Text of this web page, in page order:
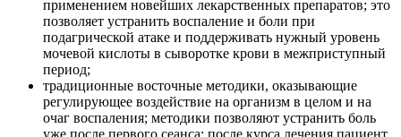
применением новейших лекарственных препаратов; это
позволяет устранить воспаление и боли при
подагрической атаке и поддерживать нужный уровень
мочевой кислоты в сыворотке крови в межприступный
период;
традиционные восточные методики, оказывающие
регулирующее воздействие на организм в целом и на
очаг воспаления; методики позволяют устранить боль
уже после первого сеанса; после курса лечения пациент